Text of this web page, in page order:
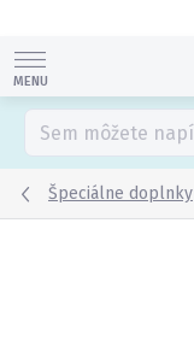
obsah
Špeciálne doplnky